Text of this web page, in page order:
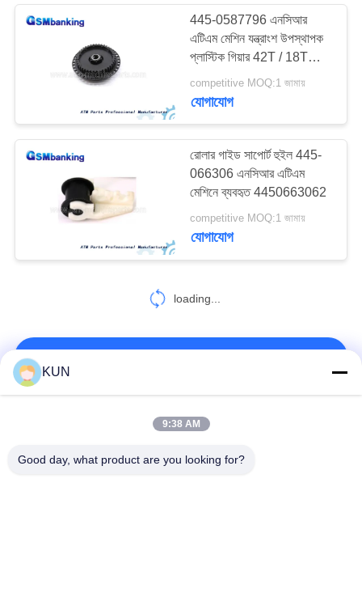
445-0587796 এনসিআর
এটিএম মেশিন যন্ত্রাংশ উপস্থাপক
প্লাস্টিক গিয়ার 42T / 18T
কালো রঙ
competitive MOQ:1 জামায়
যোগাযোগ
রোলার গাইড সাপোর্ট হুইল 445-
066306 এনসিআর এটিএম
মেশিনে ব্যবহৃত 4450663062
competitive MOQ:1 জামায়
যোগাযোগ
loading...
KUN
9:38 AM
Good day, what product are you looking for?